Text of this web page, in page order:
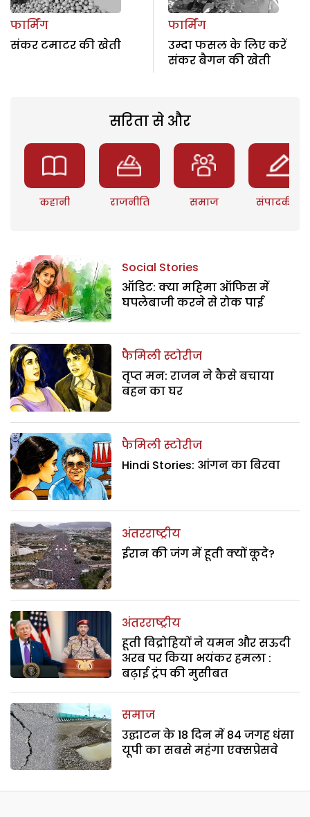
फार्मिंग
संकर टमाटर की खेती
फार्मिंग
उम्दा फसल के लिए करें
संकर बैगन की खेती
सरिता से और
कहानी राजनीति समाज संपादकीय
Social Stories
ऑडिट: क्या महिमा ऑफिस में
घपलेबाजी करने से रोक पाई
फैमिली स्टोरीज
तृप्त मन: राजन ने कैसे बचाया
बहन का घर
फैमिली स्टोरीज
Hindi Stories: आंगन का बिरवा
अंतरराष्ट्रीय
ईरान की जंग में हूती क्यों कूदे?
अंतरराष्ट्रीय
हूती विद्रोहियों ने यमन और सऊदी
अरब पर किया भयंकर हमला :
बढ़ाई ट्रंप की मुसीबत
समाज
उद्घाटन के 18 दिन में 84 जगह धंसा
यूपी का सबसे महंगा एक्सप्रेसवे